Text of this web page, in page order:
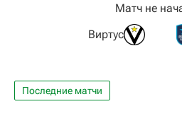
Виртус
Матч не
Последние матчи